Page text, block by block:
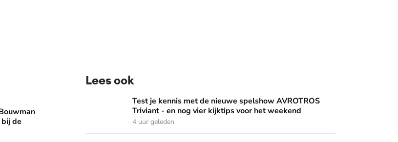
'Begin de dag met een kopje koffie bij de stacaravan'
de
Lees ook
Test je kennis met de nieuwe spelshow AVROTROS Triviant - en nog vier kijktips voor
Test je kennis met de nieuwe spelshow AVROTROS
Triviant - en nog vier kijktips voor het weekend
4 uur geleden